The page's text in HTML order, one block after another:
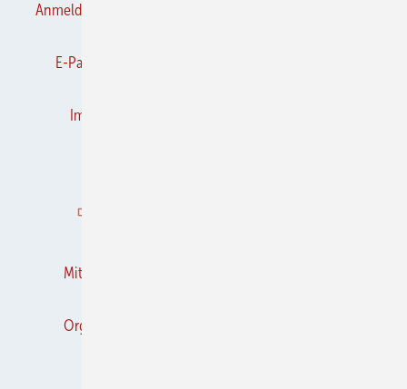
Anmelden
E-Paper
Impressum
Mitgliedschaften und Engagement
Organschaften